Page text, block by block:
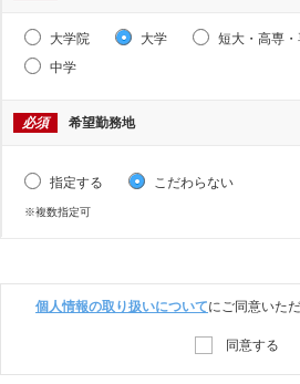
大学院 大学 短大・高専
中学
必須 希望勤務地
指定する こだわらない
※複数指定可
個人情報の取り扱いについてにご同意いた
同意する